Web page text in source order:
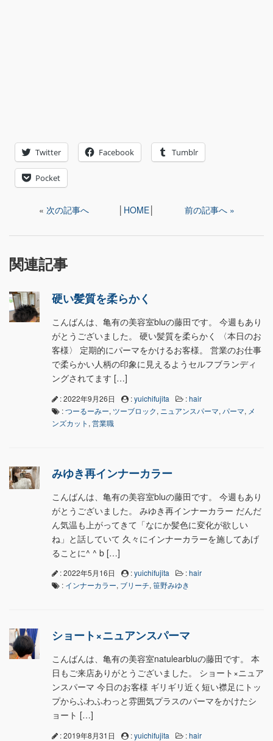
Twitter Facebook Tumblr
Pocket
« 次の記事へ HOME 前の記事へ »
関連記事
硬い髪質を柔らかく
こんばんは、亀有の美容室bluの藤田です。 今週もあり
がとうございました。 硬い髪質を柔らかく 〈本日のお
客様〉 定期的にパーマをかけるお客様。 営業のお仕事
で柔らかい人柄の印象に見えるようセルフブランディ
ングされてます […]
: 2022年9月26日 :yuichifujita :hair
:つーるーみー, ツーブロック, ニュアンスパーマ, パーマ, メ
ンズカット , 営業職
みゆき再インナーカラー
こんばんは、亀有の美容室bluの藤田です。 今週もあり
がとうございました。 みゆき再インナーカラー だんだ
ん気温も上がってきて「なにか髪色に変化が欲しい
ね」と話していて 久々にインナーカラーを施してあげ
ることに^ ^ b […]
: 2022年5月16日 :yuichifujita :hair
: インナーカラー, ブリーチ, 笹野みゆき
ショート×ニュアンスパーマ
こんばんは、亀有の美容室natulearbluの藤田です。 本
日もご来店ありがとうございました。 ショート×ニュア
ンスパーマ 今日のお客様 ギリギリ近く短い襟足にトッ
プからふわふわっと雰囲気プラスのパーマをかけたシ
ョート […]
: 2019年8月31日 :yuichifujita :hair